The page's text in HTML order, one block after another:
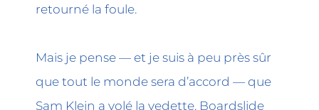
retourné la foule.
Mais je pense — et je suis à peu près sûr
que tout le monde sera d’accord — que
Sam Klein a volé la vedette. Boardslide